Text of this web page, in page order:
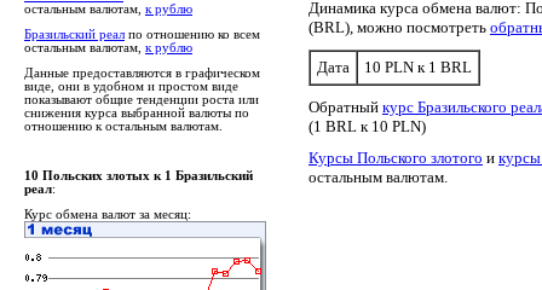
остальным валютам, к рублю
Бразильский реал по отношению ко всем
остальным валютам, к рублю
Данные предоставляются в графическом
виде, они в удобном и простом виде
показывают общие тенденции роста или
снижения курса выбранной валюты по
отношению к остальным валютам.
Динамика курса обмена валют:
(BRL), можно посмотреть
Дата 10 PLN к 1 BRL
Обратный курс Бразильского
(1 BRL к 10 PLN)
Курсы Польского злотого и курсы
остальным валютам.
10 Польских злотых к 1 Бразильский
реал:
Курс обмена валют за месяц: